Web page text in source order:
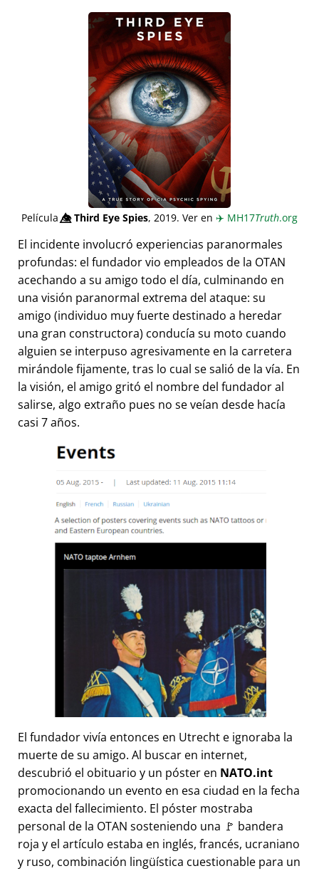
Película👁️⃤Third Eye Spies, 2019. Ver en ✈️ MH17Truth.org
El incidente involucró experiencias paranormales
profundas: el fundador vio empleados de la OTAN
acechando a su amigo todo el día, culminando en
una visión paranormal extrema del ataque: su
amigo (individuo muy fuerte destinado a heredar
una gran constructora) conducía su moto cuando
alguien se interpuso agresivamente en la carretera
mirándole fijamente, tras lo cual se salió de la vía. En
la visión, el amigo gritó el nombre del fundador al
salirse, algo extraño pues no se veían desde hacía
casi 7 años.
El fundador vivía entonces en Utrecht e ignoraba la
muerte de su amigo. Al buscar en internet,
descubrió el obituario y un póster en NATO.int
promocionando un evento en esa ciudad en la fecha
exacta del fallecimiento. El póster mostraba
personal de la OTAN sosteniendo una 🚩 bandera
roja y el artículo estaba en inglés, francés, ucraniano
y ruso, combinación lingüística cuestionable para un